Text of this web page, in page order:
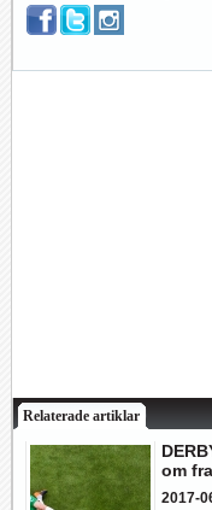
Relaterade artiklar
om
2017-